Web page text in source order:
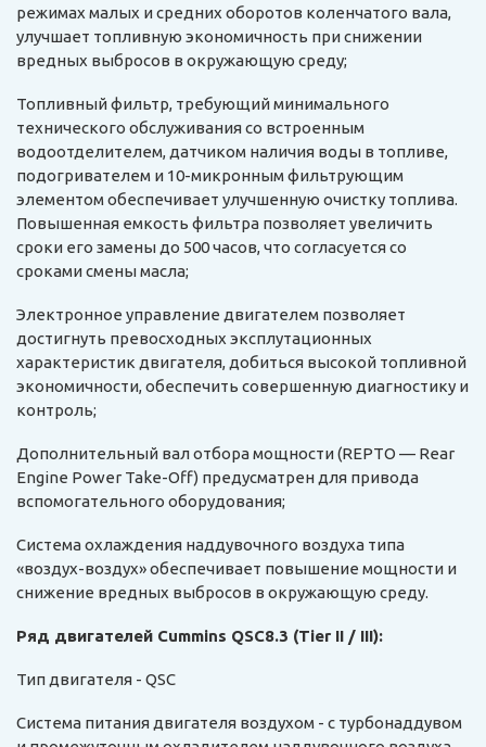
режимах малых и средних оборотов коленчатого вала,
улучшает топливную экономичность при снижении
вредных выбросов в окружающую среду;
Топливный фильтр, требующий минимального
технического обслуживания со встроенным
водоотделителем, датчиком наличия воды в топливе,
подогривателем и 10-микронным фильтрующим
элементом обеспечивает улучшенную очистку топлива.
Повышенная емкость фильтра позволяет увеличить
сроки его замены до 500 часов, что согласуется со
сроками смены масла;
Электронное управление двигателем позволяет
достигнуть превосходных эксплутационных
характеристик двигателя, добиться высокой топливной
экономичности, обеспечить совершенную диагностику и
контроль;
Дополнительный вал отбора мощности (REPTO — Rear
Engine Power Take-Off) предусматрен для привода
вспомогательного оборудования;
Система охлаждения наддувочного воздуха типа
«воздух-воздух» обеспечивает повышение мощности и
снижение вредных выбросов в окружающую среду.
Ряд двигателей Cummins QSC8.3 (Tier II / III):
Тип двигателя - QSC
Система питания двигателя воздухом - с турбонаддувом